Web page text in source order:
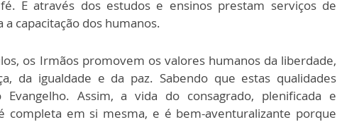
E através dos estudos e ensinos prestam serviços de
capacitação dos humanos.
os Irmãos promovem os valores humanos da liberdade,
da igualdade e da paz. Sabendo que estas qualidades
Evangelho. Assim, a vida do consagrado, plenificada e
completa em si mesma, e é bem-aventuralizante porque